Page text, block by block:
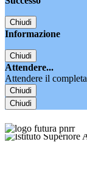
Chiudi
Informazione
Chiudi
Attendere...
Attendere il
Chiudi
Chiudi